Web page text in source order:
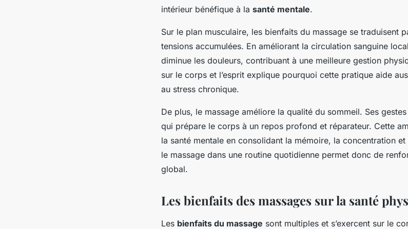
intérieur bénéfique à la santé mentale.
Sur le plan musculaire, les bienfaits du massage se traduisent
tensions accumulées. En améliorant la circulation sanguine
diminue les douleurs, contribuant à une meilleure gestion
sur le corps et l’esprit explique pourquoi cette pratique aide
au stress chronique.
De plus, le massage améliore la qualité du sommeil. Ses
qui prépare le corps à un repos profond et réparateur. Cette
la santé mentale en consolidant la mémoire, la concentration
le massage dans une routine quotidienne permet donc de
global.
Les bienfaits des massages sur la santé
Les bienfaits du massage sont multiples et s’exercent sur le